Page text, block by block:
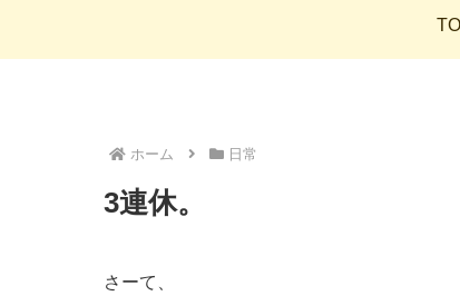
ホーム 日常
3連休。
さーて、